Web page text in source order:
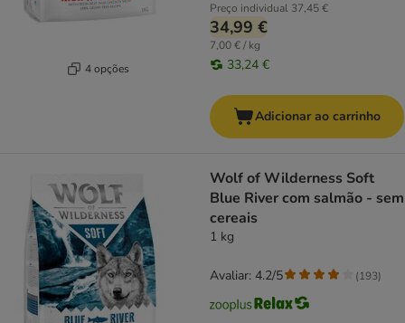
4 opções
Preço individual 37,45 €
34,99 €
7,00 € / kg
33,24 €
Adicionar ao carrinho
Wolf of Wilderness Soft
Blue River com salmão - sem
cereais
1 kg
Avaliar: 4.2/5 (193)